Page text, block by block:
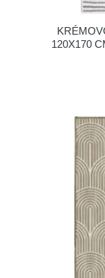
120X170